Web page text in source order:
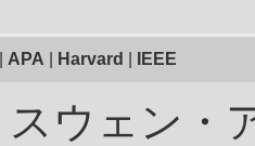
APA Harvard IEEE
ウェン・